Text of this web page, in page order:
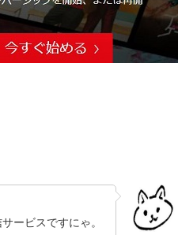
ービスですにゃ。